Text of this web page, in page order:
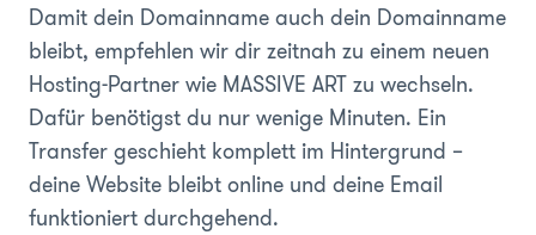
Damit dein Domainname auch dein Domainname
bleibt, empfehlen wir dir zeitnah zu einem neuen
Hosting-Partner wie MASSIVE ART zu wechseln.
Dafür benötigst du nur wenige Minuten. Ein
Transfer geschieht komplett im Hintergrund –
deine Website bleibt online und deine Email
funktioniert durchgehend.